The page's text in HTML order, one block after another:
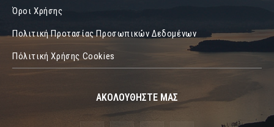
Όροι Χρήσης
Πολιτική Προτασίας Προσωπικών Δεδομένων
Πόλιτική Χρήσης Cookies
ΑΚΟΛΟΥΘΗΣΤΕ ΜΑΣ